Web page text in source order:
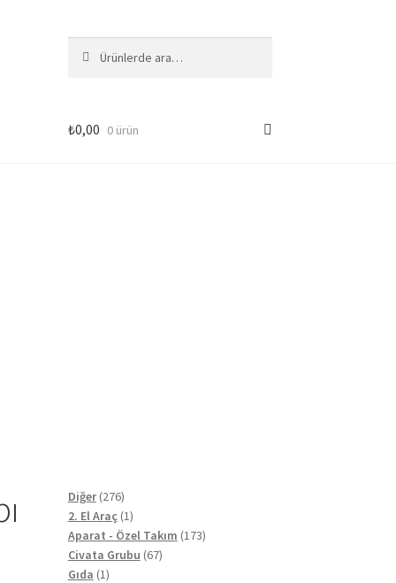
₺0,00 0 ürün
Diğer 276276
ürün
2. El Araç 11
ürün
Aparat - Özel Takım 173173
Civata Grubu 6767
Gıda 11